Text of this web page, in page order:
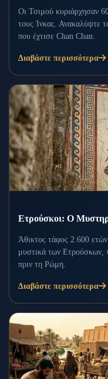
Οι Τσιμού κυριάρχησαν
τους Ίνκας. Ανακαλύψτε
που έχτισε Chan Chan.
Διαβάστε περισσότερα
Ετρούσκοι: Ο
Άθικτος τάφος 2.600
μυστικά των Ετρούσκων,
πριν τη Ρώμη.
Διαβάστε περισσότερα